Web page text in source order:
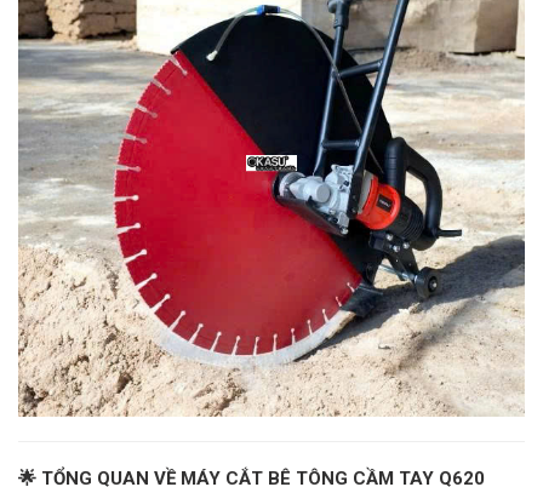
🌟 TỔNG QUAN VỀ MÁY CẮT BÊ TÔNG CẦM TAY Q620